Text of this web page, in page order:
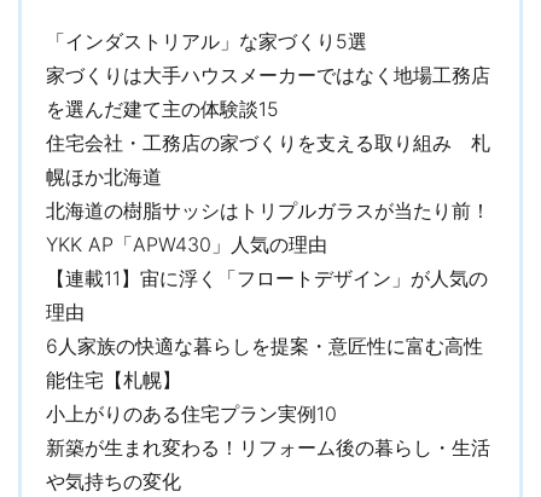
「インダストリアル」な家づくり5選
家づくりは大手ハウスメーカーではなく地場工務店
を選んだ建て主の体験談15
住宅会社・工務店の家づくりを支える取り組み 札
幌ほか北海道
北海道の樹脂サッシはトリプルガラスが当たり前！
YKK AP「APW430」人気の理由
【連載11】宙に浮く「フロートデザイン」が人気の
理由
6人家族の快適な暮らしを提案・意匠性に富む高性
能住宅【札幌】
小上がりのある住宅プラン実例10
新築が生まれ変わる！リフォーム後の暮らし・生活
や気持ちの変化